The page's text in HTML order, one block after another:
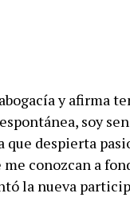
y afirma
soy
que despierta
conozcan a
la nueva